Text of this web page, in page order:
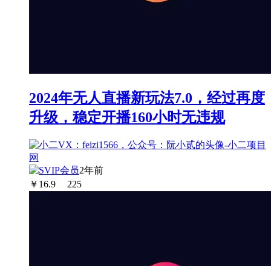
2024年无人直播新玩法7.0，经过再度
升级，稳定开播160小时无违规
2年前
￥ 16.9 225